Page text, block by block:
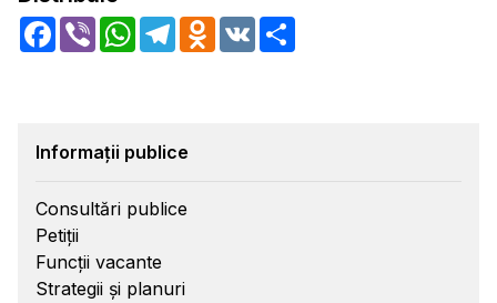
Facebook
Viber WhatsApp
TelegramOdnoklassniki
VK
Informații publice
Consultări publice
Petiții
Funcții vacante
Strategii și planuri